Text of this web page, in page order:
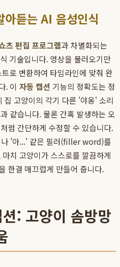
듣는 AI 음성인식
츠 편집 프로그램과 차별화되는
기술입니다. 영상을 불러오기만
로 변환하여 타임라인에 맞춰 완
. 이 자동 캡션 기능의 정확도는 정
집 고양이의 각기 다른 '야옹' 소리
같습니다. 물론 간혹 발생하는 오
럼 간단하게 수정할 수 있습니다.
'아...' 같은 필러(filler word)를
치 고양이가 스스로를 깔끔하게
한결 매끄럽게 만들어 줍니다.
: 고양이 솜방망